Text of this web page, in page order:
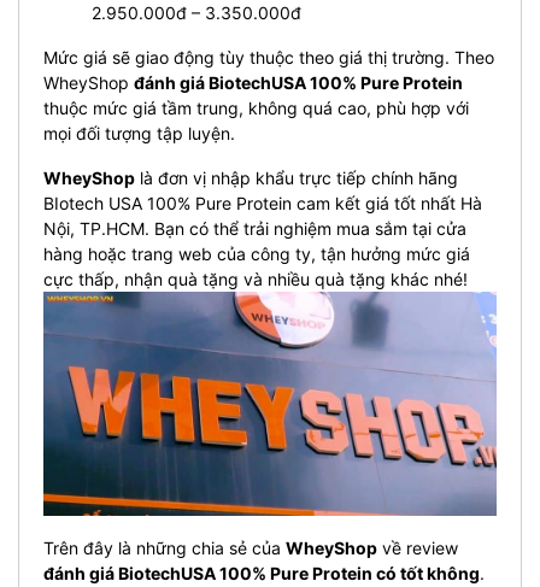
2.950.000đ – 3.350.000đ
Mức giá sẽ giao động tùy thuộc theo giá thị trường. Theo
WheyShop đánh giá BiotechUSA 100% Pure Protein
thuộc mức giá tầm trung, không quá cao, phù hợp với
mọi đối tượng tập luyện.
WheyShop là đơn vị nhập khẩu trực tiếp chính hãng
BIotech USA 100% Pure Protein cam kết giá tốt nhất Hà
Nội, TP.HCM. Bạn có thể trải nghiệm mua sắm tại cửa
hàng hoặc trang web của công ty, tận hưởng mức giá
cực thấp, nhận quà tặng và nhiều quà tặng khác nhé!
Trên đây là những chia sẻ của WheyShop về review
đánh giá BiotechUSA 100% Pure Protein có tốt không.